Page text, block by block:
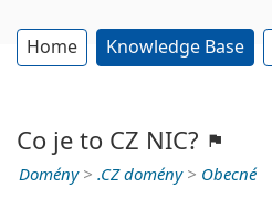
Home Knowledge Base
Co je to CZ NIC?
Domény> .CZ domény> Obecné